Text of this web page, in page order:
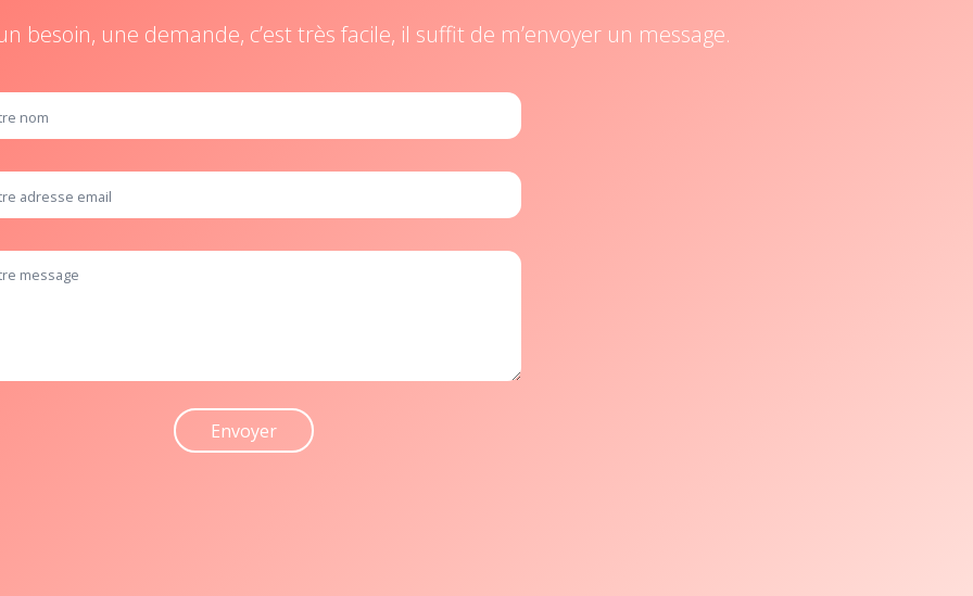
besoin, une demande, c’est très facile, il suffit de m’envoyer un message.
Envoyer